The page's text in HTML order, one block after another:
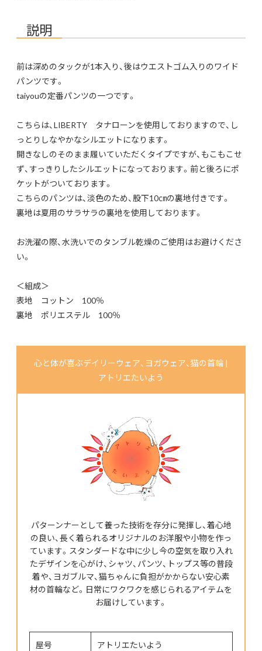
説明
前は深めのタックが1本入り、後はウエストゴム入りのワイド
パンツです。
taiyouの定番パンツの一つです。
こちらは、LIBERTY タナローンを使用しておりますので、し
っとりしなやかなシルエットになります。
開きなしのそのまま履いていただくタイプですが、もこもこせ
ず、すっきりしたシルエットになっております。前と後ろにポ
ケットがついております。
こちらのパンツは、淡色のため、股下10㎝の裏地付きです。
裏地は夏用のサラサラの裏地を使用しております。
お洗濯の際、水洗いでのタンブル乾燥のご使用はお避けくださ
い。
＜組成＞
表地 コットン 100％
裏地 ポリエステル 100％
心と体が喜ぶデイリーウェア、ヨガウェア、猫の首輪 |
アトリエたいよう
パターンナーとして養った技術を存分に発揮し、着心地
の良い、長く着られるオリジナルのお洋服や小物を作っ
ています。スタンダードな中に少し今の空気を取り入れ
たデザインを心がけ、シャツ、パンツ、トップス等の普段
着や、ヨガブルマ、猫ちゃんに負担がかからない安心素
材の首輪など。日常にワクワクを感じられるアイテムを
お届けしています。
屋号 アトリエたいよう